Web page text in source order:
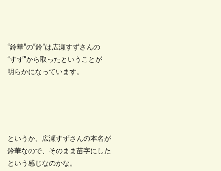
“鈴華”の“鈴”は広瀬すずさんの
“すず”から取ったということが
明らかになっています。
というか、広瀬すずさんの本名が
鈴華なので、そのまま苗字にした
という感じなのかな。